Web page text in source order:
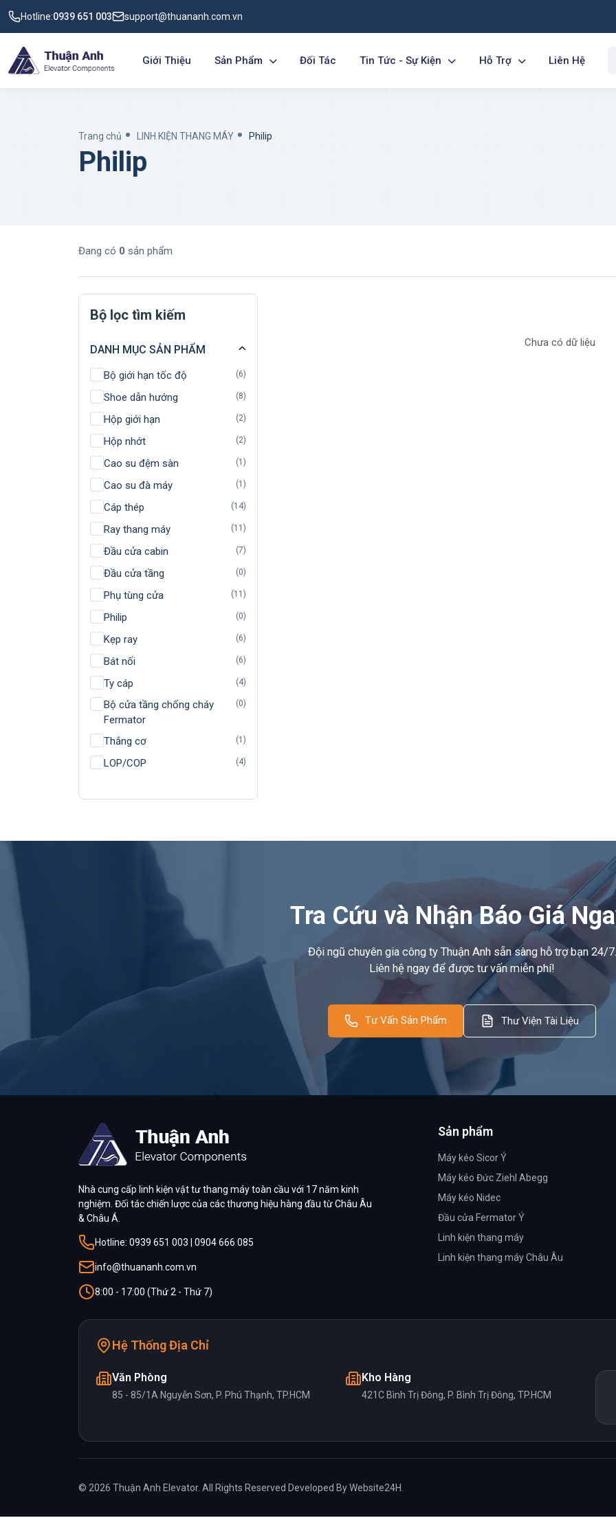
Hotline:0939 651 003 support@thuananh.com.vn
Giới Thiệu Sản Phẩm Đối Tác Tin Tức - Sự Kiện Hỗ Trợ Liên Hệ
Trang chủ LINH KIỆN THANG MÁY Philip
Philip
Đang có 0 sản phẩm
Bộ lọc tìm kiếm
DANH MỤC SẢN PHẨM
Bộ giới hạn tốc độ (6)
Shoe dẫn hướng (8)
Hộp giới hạn (2)
Hộp nhớt (2)
Cao su đệm sàn (1)
Cao su đà máy (1)
Cáp thép (14)
Ray thang máy (11)
Đầu cửa cabin (7)
Đầu cửa tầng (0)
Phụ tùng cửa (11)
Philip (0)
Kẹp ray (6)
Bát nối (6)
Ty cáp (4)
Bộ cửa tầng chống cháy
Fermator
(0)
Thắng cơ (1)
LOP/COP (4)
Chưa có dữ liệu
Tra Cứu và Nhận Báo Giá
Đội ngũ chuyên gia công ty Thuận Anh sẵn sàng hỗ trợ bạn 24/7.
Liên hệ ngay để được tư vấn miễn phí!
Tư Vấn Sản Phẩm Thư Viện Tài Liệu
Nhà cung cấp linh kiện vật tư thang máy toàn cầu với 17 năm kinh
nghiệm. Đối tác chiến lược của các thương hiệu hàng đầu từ Châu Âu
& Châu Á.
Hotline: 0939 651 003 | 0904 666 085
info@thuananh.com.vn
8:00 - 17:00 (Thứ 2 - Thứ 7)
Hệ Thống Địa Chỉ
Văn Phòng
85 - 85/1A Nguyễn Sơn, P. Phú Thạnh, TP.HCM
Kho Hàng
421C Bình Trị Đông, P. Bình Trị Đông, TP.HCM
Sản phẩm
Máy kéo Sicor Ý
Máy kéo Đức Ziehl Abegg
Máy kéo Nidec
Đầu cửa Fermator Ý
Linh kiện thang máy
Linh kiện thang máy Châu Âu
© 2026 Thuận Anh Elevator. All Rights Reserved Developed ByWebsite24H